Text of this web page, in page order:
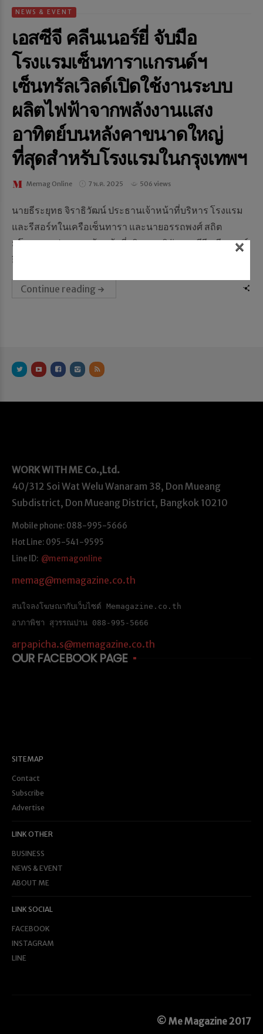
NEWS & EVENT
เอสซีจี คลีนเนอร์ยี่ จับมือ
โรงแรมเซ็นทาราแกรนด์ฯ
เซ็นทรัลเวิลด์เปิดใช้งานระบบ
ผลิตไฟฟ้าจากพลังงานแสง
อาทิตย์บนหลังคาขนาดใหญ่
ที่สุดสำหรับโรงแรมในกรุงเทพฯ
Memag Online 7 พ.ค. 2025 506 views
นายธีระยุทธ จิราธิวัฒน์ ประธานเจ้าหน้าที่บริหาร โรงแรม
และรีสอร์ทในเครือเซ็นทารา และนายอรรถพงศ์ สถิต
มโนธรรม ประธานเจ้าหน้าที่บริหาร บริษัทเอสซีจี คลีนเนอร์
ยี่ จำ...
Continue reading
WORK WITH ME Co.,Ltd.
40/312 Soi Wat Welu Wanaram 38, Don Mueang
Subdistrict, Don Mueang District, Bangkok 10210
Mobile phone: 088-995-5666
Hot Line: 095-541-9595
Line ID: @memagonline
memag@memagazine.co.th
สนใจลงโฆษณากับเว็บไซต์ Memagazine.co.th
อาภาพิชา สุวรรณปาน 088-995-5666
arpapicha.s@memagazine.co.th
OUR FACEBOOK PAGE
SITEMAP
Contact
Subscribe
Advertise
LINK OTHER
BUSINESS
NEWS & EVENT
ABOUT ME
LINK SOCIAL
FACEBOOK
INSTAGRAM
LINE
© Me Magazine 2017
×